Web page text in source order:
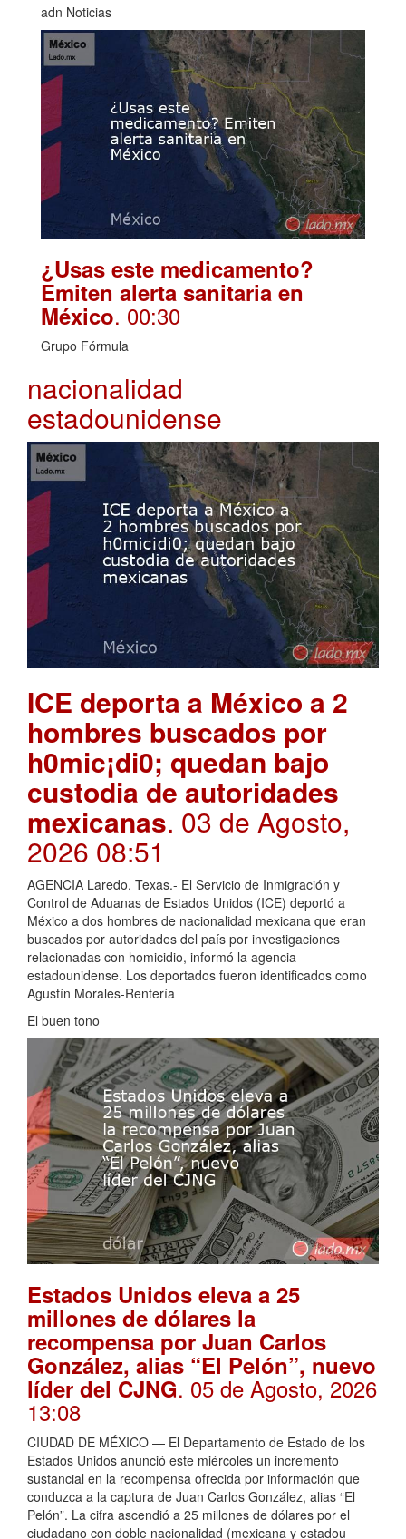
adn Noticias
¿Usas este medicamento?
Emiten alerta sanitaria en
México. 00:30
Grupo Fórmula
nacionalidad
estadounidense
ICE deporta a México a 2
hombres buscados por
h0mic¡di0; quedan bajo
custodia de autoridades
mexicanas. 03 de Agosto,
2026 08:51
AGENCIA Laredo, Texas.- El Servicio de Inmigración y
Control de Aduanas de Estados Unidos (ICE) deportó a
México a dos hombres de nacionalidad mexicana que eran
buscados por autoridades del país por investigaciones
relacionadas con homicidio, informó la agencia
estadounidense. Los deportados fueron identificados como
Agustín Morales-Rentería
El buen tono
Estados Unidos eleva a 25
millones de dólares la
recompensa por Juan Carlos
González, alias “El Pelón”, nuevo
líder del CJNG. 05 de Agosto, 2026
13:08
CIUDAD DE MÉXICO — El Departamento de Estado de los
Estados Unidos anunció este miércoles un incremento
sustancial en la recompensa ofrecida por información que
conduzca a la captura de Juan Carlos González, alias “El
Pelón”. La cifra ascendió a 25 millones de dólares por el
ciudadano con doble nacionalidad (mexicana y estadou